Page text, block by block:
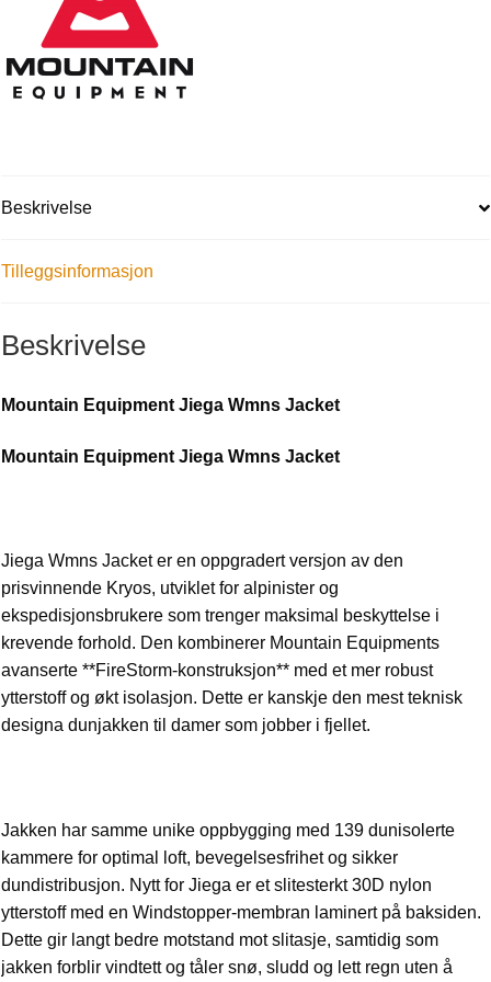
Beskrivelse
Tilleggsinformasjon
Beskrivelse
Mountain Equipment Jiega Wmns Jacket
Mountain Equipment Jiega Wmns Jacket
Jiega Wmns Jacket er en oppgradert versjon av den
prisvinnende Kryos, utviklet for alpinister og
ekspedisjonsbrukere som trenger maksimal beskyttelse i
krevende forhold. Den kombinerer Mountain Equipments
avanserte **FireStorm-konstruksjon** med et mer robust
ytterstoff og økt isolasjon. Dette er kanskje den mest teknisk
designa dunjakken til damer som jobber i fjellet.
Jakken har samme unike oppbygging med 139 dunisolerte
kammere for optimal loft, bevegelsesfrihet og sikker
dundistribusjon. Nytt for Jiega er et slitesterkt 30D nylon
ytterstoff med en Windstopper-membran laminert på baksiden.
Dette gir langt bedre motstand mot slitasje, samtidig som
jakken forblir vindtett og tåler snø, sludd og lett regn uten å